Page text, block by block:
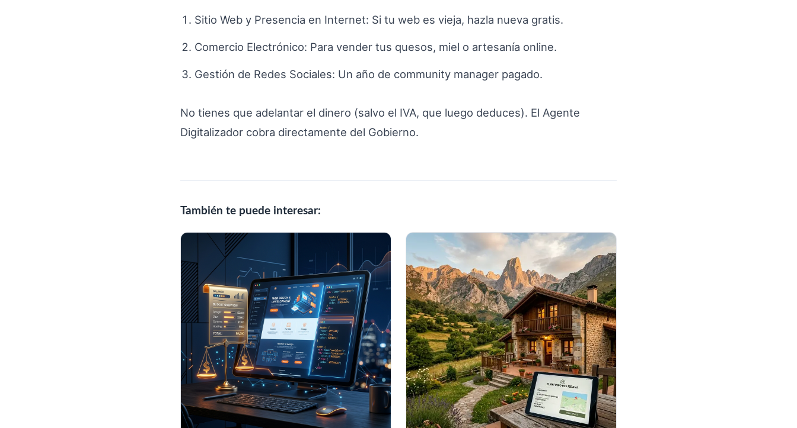
Sitio Web y Presencia en Internet: Si tu web es vieja, hazla nueva gratis.
Comercio Electrónico: Para vender tus quesos, miel o artesanía online.
Gestión de Redes Sociales: Un año de community manager pagado.
No tienes que adelantar el dinero (salvo el IVA, que luego deduces). El Agente
Digitalizador cobra directamente del Gobierno.
También te puede interesar: